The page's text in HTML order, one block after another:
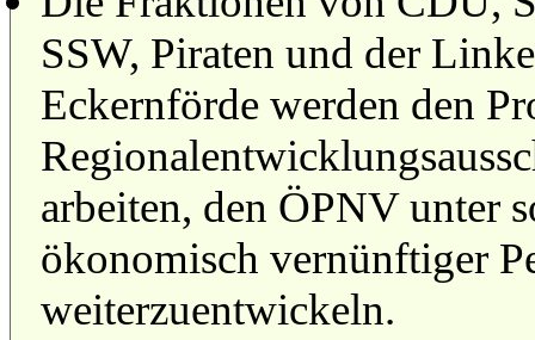
SSW, Piraten und der
Eckernförde werden den
arbeiten, den ÖPNV unter
ökonomisch vernünftiger
weiterzuentwickeln.